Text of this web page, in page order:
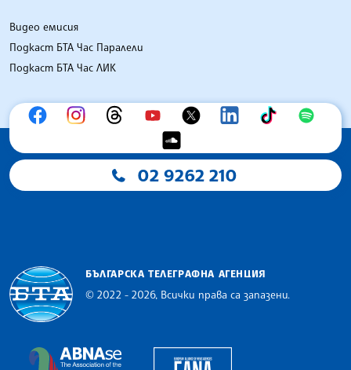
Видео емисия
Подкаст БТА Час Паралели
Подкаст БТА Час ЛИК
02 9262 210
БЪЛГАРСКА ТЕЛЕГРАФНА АГЕНЦИЯ
© 2022 - 2026, Всички права са запазени.
The Assocoation of the Balkan News Agencies